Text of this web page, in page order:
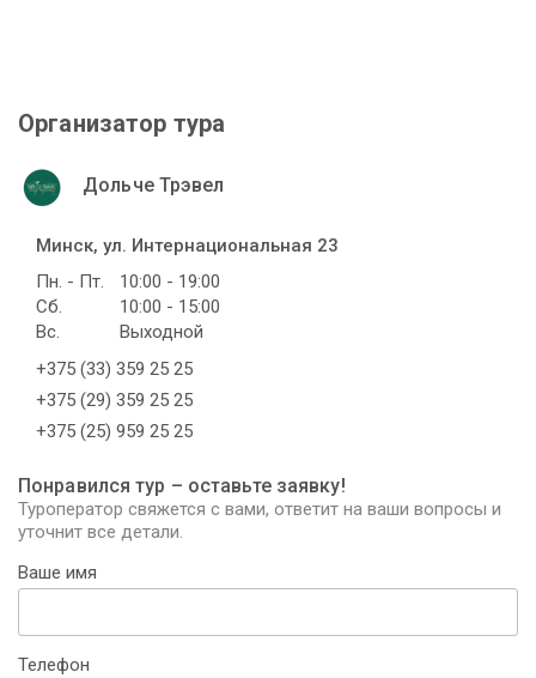
Организатор тура
Дольче Трэвел
Минск, ул. Интернациональная 23
Пн. - Пт.
10:00 - 19:00
Сб.
10:00 - 15:00
Вс.
Выходной
+375 (33) 359 25 25
+375 (29) 359 25 25
+375 (25) 959 25 25
Понравился тур – оставьте заявку!
Туроператор свяжется с вами, ответит на ваши вопросы и
уточнит все детали.
Ваше имя
Телефон